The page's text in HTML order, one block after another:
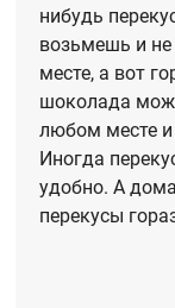
нибудь
возьмешь и
месте, а вот
шоколада
любом месте и
Иногда
удобно. А
перекусы